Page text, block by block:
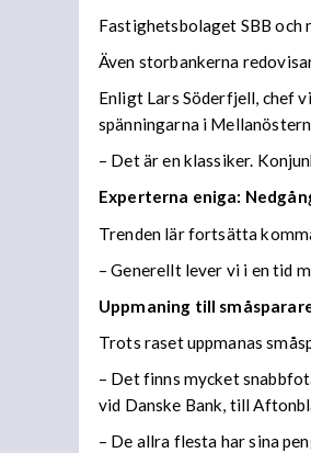
Fastighetsbolaget SBB och
Även storbankerna
Enligt Lars Söderfjell, chef
spänningarna i
– Det är en klassiker.
Experterna eniga:
Trenden lär fortsätta
– Generellt lever vi i en tid
Uppmaning till
Trots raset uppmanas
– Det finns mycket
vid Danske Bank, till
– De allra flesta har sina